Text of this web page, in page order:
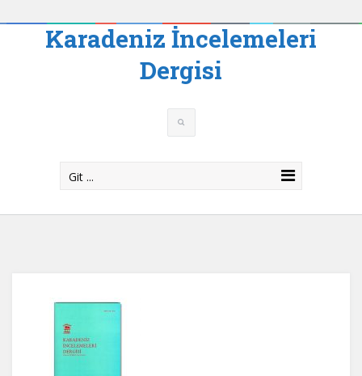
Karadeniz İncelemeleri
Dergisi
Git ...